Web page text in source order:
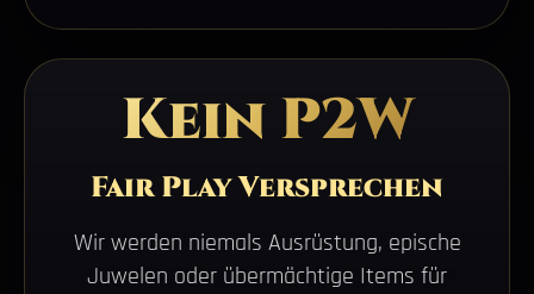
Kein P2W
Fair Play Versprechen
Wir werden niemals Ausrüstung, epische
Juwelen oder übermächtige Items für